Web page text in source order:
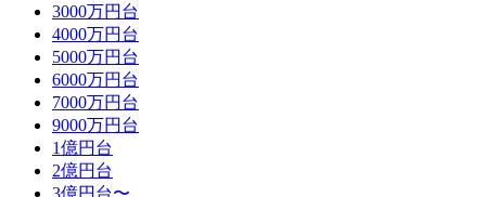
3000万円台
4000万円台
5000万円台
6000万円台
7000万円台
9000万円台
1億円台
2億円台
3億円台〜